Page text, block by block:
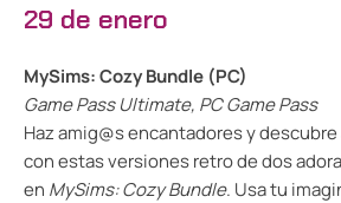
29 de enero
MySims: Cozy Bundle (PC)
Game Pass Ultimate, PC Game Pass
Haz amig@s encantadores y
con estas versiones retro de dos
en MySims: Cozy Bundle. Usa tu